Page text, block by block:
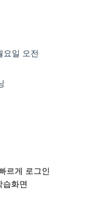
요일 오전
르게 로그인
습화면